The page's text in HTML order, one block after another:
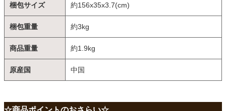
梱包サイズ 約156x35x3.7(cm)
梱包重量 約3kg
商品重量 約1.9kg
原産国 中国